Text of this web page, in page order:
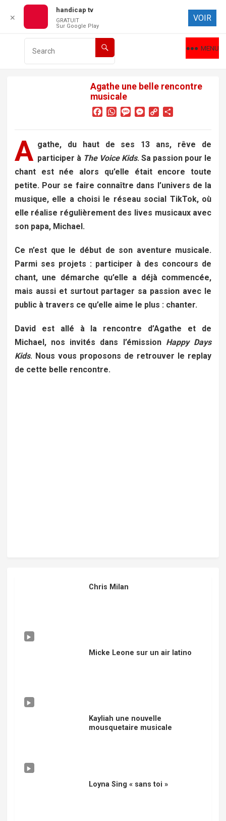
MENU
Agathe une belle rencontre
musicale
e
o
o
k
W
A
p
p
M
s
g
M
s
n
g
e
y
i
n
k
g
e
r
A gathe, du haut de ses 13 ans, rêve de
participer à The Voice Kids. Sa passion pour le
chant est née alors qu’elle était encore toute
petite. Pour se faire connaître dans l’univers de la
musique, elle a choisi le réseau social TikTok, où
elle réalise régulièrement des lives musicaux avec
son papa, Michael.
Ce n’est que le début de son aventure musicale.
Parmi ses projets : participer à des concours de
chant, une démarche qu’elle a déjà commencée,
mais aussi et surtout partager sa passion avec le
public à travers ce qu’elle aime le plus : chanter.
David est allé à la rencontre d’Agathe et de
Michael, nos invités dans l’émission Happy Days
Kids. Nous vous proposons de retrouver le replay
de cette belle rencontre.
Chris Milan
Micke Leone sur un air latino
Kayliah une nouvelle
mousquetaire musicale
Loyna Sing « sans toi »
✕
handicap tv
GRATUIT
Sur Google Play
VOIR